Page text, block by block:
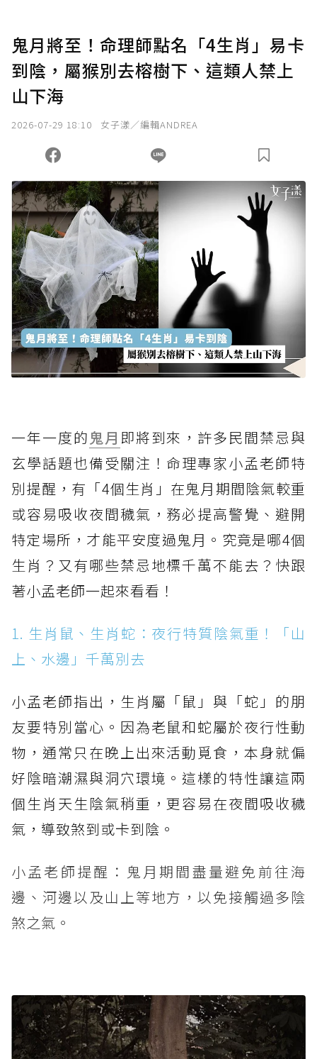
鬼月將至！命理師點名「4生肖」易卡
到陰，屬猴別去榕樹下、這類人禁上
山下海
2026-07-29 18:10 女子漾／編輯ANDREA
一年一度的 鬼月 即將到來，許多民間禁忌與
玄學話題也備受關注！命理專家小孟老師特
別提醒，有「4個生肖」在鬼月期間陰氣較重
或容易吸收夜間穢氣，務必提高警覺、避開
特定場所，才能平安度過鬼月。究竟是哪4個
生肖？又有哪些禁忌地標千萬不能去？快跟
著小孟老師一起來看看！
1. 生肖鼠、生肖蛇：夜行特質陰氣重！「山
上、水邊」千萬別去
小孟老師指出，生肖屬「鼠」與「蛇」的朋
友要特別當心。因為老鼠和蛇屬於夜行性動
物，通常只在晚上出來活動覓食，本身就偏
好陰暗潮濕與洞穴環境。這樣的特性讓這兩
個生肖天生陰氣稍重，更容易在夜間吸收穢
氣，導致煞到或卡到陰。
小孟老師提醒：鬼月期間盡量避免前往海
邊、河邊以及山上等地方，以免接觸過多陰
煞之氣。